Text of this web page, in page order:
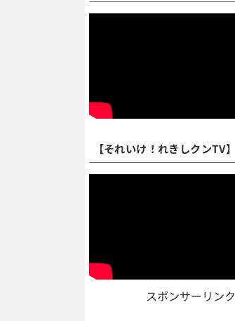
【それいけ！れきしクンTV】
スポンサーリンク